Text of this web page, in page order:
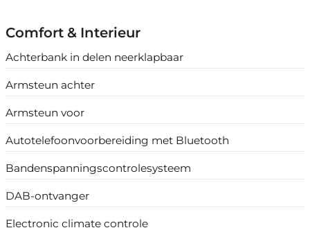
Comfort & Interieur
Achterbank in delen neerklapbaar
Armsteun achter
Armsteun voor
Autotelefoonvoorbereiding met Bluetooth
Bandenspanningscontrolesysteem
DAB-ontvanger
Electronic climate controle